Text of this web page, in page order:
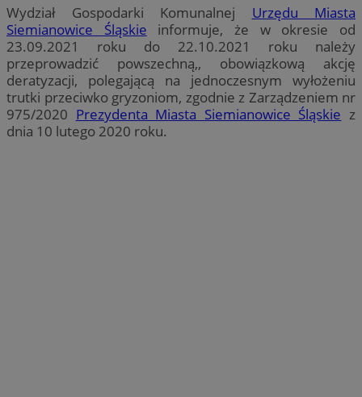
Wydział Gospodarki Komunalnej Urzędu Miasta
Siemianowice Śląskie informuje, że w okresie od
23.09.2021 roku do 22.10.2021 roku należy
przeprowadzić powszechną,, obowiązkową akcję
deratyzacji, polegającą na jednoczesnym wyłożeniu
trutki przeciwko gryzoniom, zgodnie z Zarządzeniem nr
975/2020 Prezydenta Miasta Siemianowice Śląskie z
dnia 10 lutego 2020 roku.